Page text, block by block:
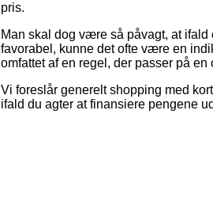
pris.
Man skal dog være så påvagt, at
favorabel, kunne det ofte være en
omfattet af en regel, der passer på
Vi foreslår generelt shopping med
ifald du agter at finansiere pengene